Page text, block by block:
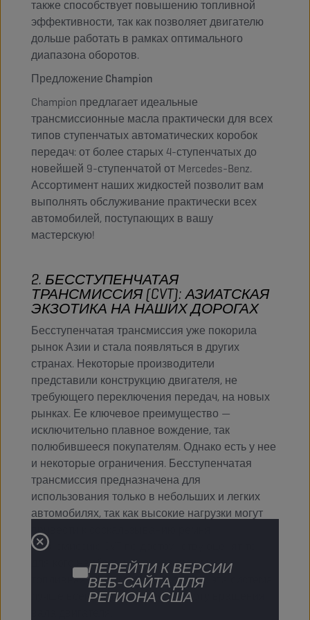
ПЕРЕЙТИ К ВЕРСИИ
ВЕБ-САЙТА ДЛЯ
РЕГИОНА США
также способствует повышению топливной
эффективности, так как позволяет двигателю
дольше работать в рамках оптимального
диапазона оборотов.
Предложение Champion
Champion предлагает идеальные
трансмиссионные масла практически для всех
типов ступенчатых автоматических коробок
передач: от более старых 4-ступенчатых до
новейшей 9-ступенчатой от Mercedes-Benz.
Ассортимент наших жидкостей позволит вам
выполнять обслуживание практически всех
автомобилей, поступающих в вашу
мастерскую!
2. БЕССТУПЕНЧАТАЯ
ТРАНСМИССИЯ (CVT): АЗИАТСКАЯ
ЭКЗОТИКА НА НАШИХ ДОРОГАХ
Бесступенчатая трансмиссия уже покорила
рынок Азии и стала появляться в других
странах. Некоторые производители
представили конструкцию двигателя, не
требующего переключения передач, на новых
рынках. Ее ключевое преимущество —
исключительно плавное вождение, так
полюбившееся покупателям. Однако есть у нее
и некоторые ограничения. Бесступенчатая
трансмиссия предназначена для
использования только в небольших и легких
автомобилях, так как высокие нагрузки могут
привести к соскальзыванию ремня!
Трансмиссию CVT по достоинству оценят те,
для кого наибольшее значение имеет
топливная эффективность, так как эта система
лучше всего оптимизирует частоту вращения